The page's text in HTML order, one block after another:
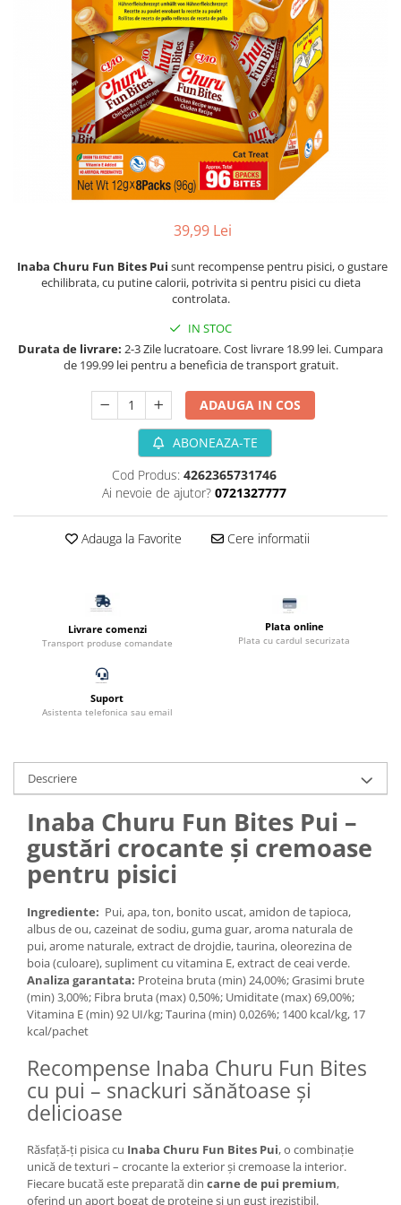
Lesa caine
Zgarzi si hamuri caini
Jucarii caini
Botnita caine
Hrana uscata pentru pisici
Hrana umeda pentru pisici
Asternut pentru litiere
Antiparazitare pisici
Hrana pesti acvariu
Filtru extern acvariu
Pompe aer acvariu
Pompa apa acvariu
Lampa pentru acvariu
Neoane si LED-uri pentru acvarii
Sterilizator acvariu
Racitoare
Fertilizatori acvarii
Tratamente pesti acvariu
Curatare acvarii
Conditioneri apa acvariu
Medii filtrante
Decoruri si plante artificiale
Accesorii acvarii
Piese de schimb
Pasari
Batoane
Colivii pentru pasari
Hrana pasari
Rozatoare
Igiena rozatoare
Hrana Rozatoare
Reptile
Hrana reptile
Decoruri terarii
Incalzitoare si pompe terarii
Masini de tuns caini
Accesorii masini tuns caini
Igiena caini
Antiparazitare caini
Accesorii diverse caini
Fertilizatori acvarii
Tratamente pesti acvariu
Teste apa
Furtune si conectori acvarii
Curatare acvarii
Conditioneri apa acvariu
Medii filtrante
Decoruri si plante artificiale
Piese de schimb
39,99 Lei
Inaba Churu Fun Bites Pui sunt recompense pentru pisici, o gustare
echilibrata, cu putine calorii, potrivita si pentru pisici cu dieta
controlata.
IN STOC
Durata de livrare: 2-3 Zile lucratoare. Cost livrare 18.99 lei. Cumpara
de 199.99 lei pentru a beneficia de transport gratuit.
ADAUGA IN COS
ABONEAZA-TE
Cod Produs: 4262365731746
Ai nevoie de ajutor? 0721327777
Adauga la Favorite Cere informatii
Livrare comenzi
Transport produse comandate
Plata online
Plata cu cardul securizata
Suport
Asistenta telefonica sau email
Descriere
Inaba Churu Fun Bites Pui –
gustări crocante și cremoase
pentru pisici
Ingrediente: Pui, apa, ton, bonito uscat, amidon de tapioca,
albus de ou, cazeinat de sodiu, guma guar, aroma naturala de
pui, arome naturale, extract de drojdie, taurina, oleorezina de
boia (culoare), supliment cu vitamina E, extract de ceai verde.
Analiza garantata: Proteina bruta (min) 24,00%; Grasimi brute
(min) 3,00%; Fibra bruta (max) 0,50%; Umiditate (max) 69,00%;
Vitamina E (min) 92 UI/kg; Taurina (min) 0,026%; 1400 kcal/kg, 17
kcal/pachet
Recompense Inaba Churu Fun Bites
cu pui – snackuri sănătoase și
delicioase
Răsfață-ți pisica cu Inaba Churu Fun Bites Pui, o combinație
unică de texturi – crocante la exterior și cremoase la interior.
Fiecare bucată este preparată din carne de pui premium,
oferind un aport bogat de proteine și un gust irezistibil.